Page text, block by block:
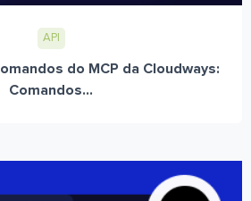
API
do MCP da Cloudways:
Comandos...